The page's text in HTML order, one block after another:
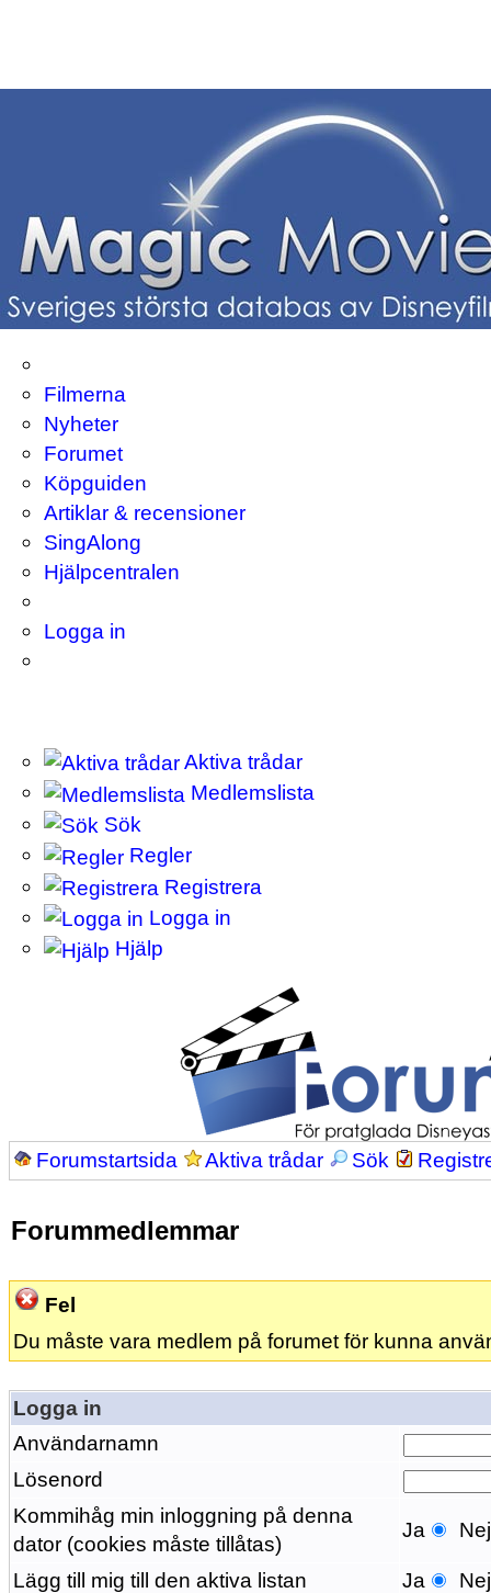
Filmerna
Nyheter
Forumet
Köpguiden
Artiklar & recensioner
SingAlong
Hjälpcentralen
Logga in
Aktiva trådar
Medlemslista
Sök
Regler
Registrera
Logga in
Hjälp
Forumstartsida Aktiva trådar Sök
Forummedlemmar
Fel
Du måste vara medlem på forumet för kunna
Logga in
Användarnamn
Lösenord
Kommihåg min inloggning på denna
dator (cookies måste tillåtas)
Ja Nej
Lägg till mig till den aktiva listan Ja
Nej